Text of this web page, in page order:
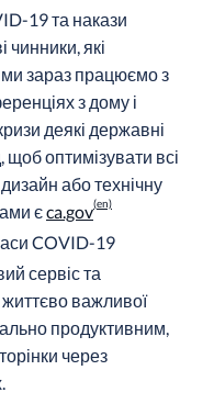
19 та накази
які
зараз працюємо з
з дому і
деякі державні
щоб оптимізувати всі
або технічну
єca.gov
COVID-19
сервіс та
важливої
продуктивним,
через